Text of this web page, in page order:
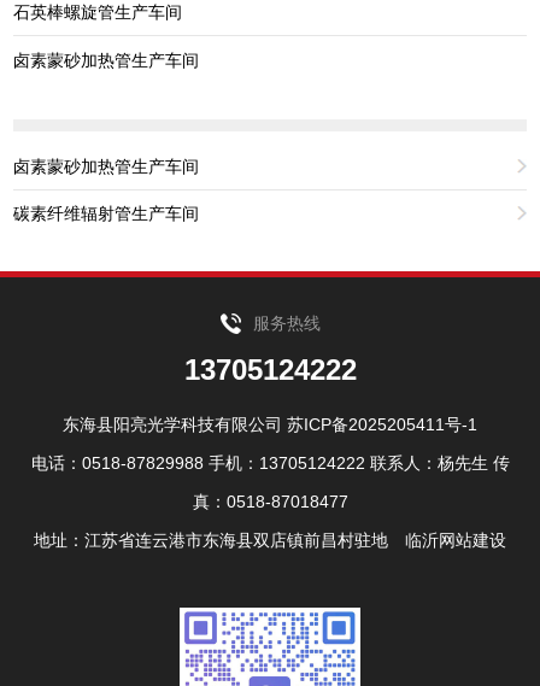
石英棒螺旋管生产车间
卤素蒙砂加热管生产车间
卤素蒙砂加热管生产车间
碳素纤维辐射管生产车间
服务热线
13705124222
东海县阳亮光学科技有限公司 苏ICP备2025205411号-1
电话：0518-87829988 手机：13705124222 联系人：杨先生 传
真：0518-87018477
地址：江苏省连云港市东海县双店镇前昌村驻地 临沂网站建设